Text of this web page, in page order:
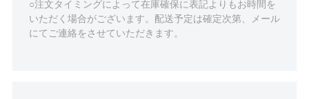
○注文タイミングによって在庫確保に表記よりもお時間を
いただく場合がございます。配送予定は確定次第、メール
にてご連絡をさせていただきます。